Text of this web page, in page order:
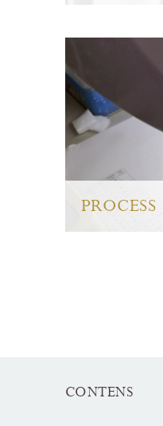
PROCESS
CONTENS